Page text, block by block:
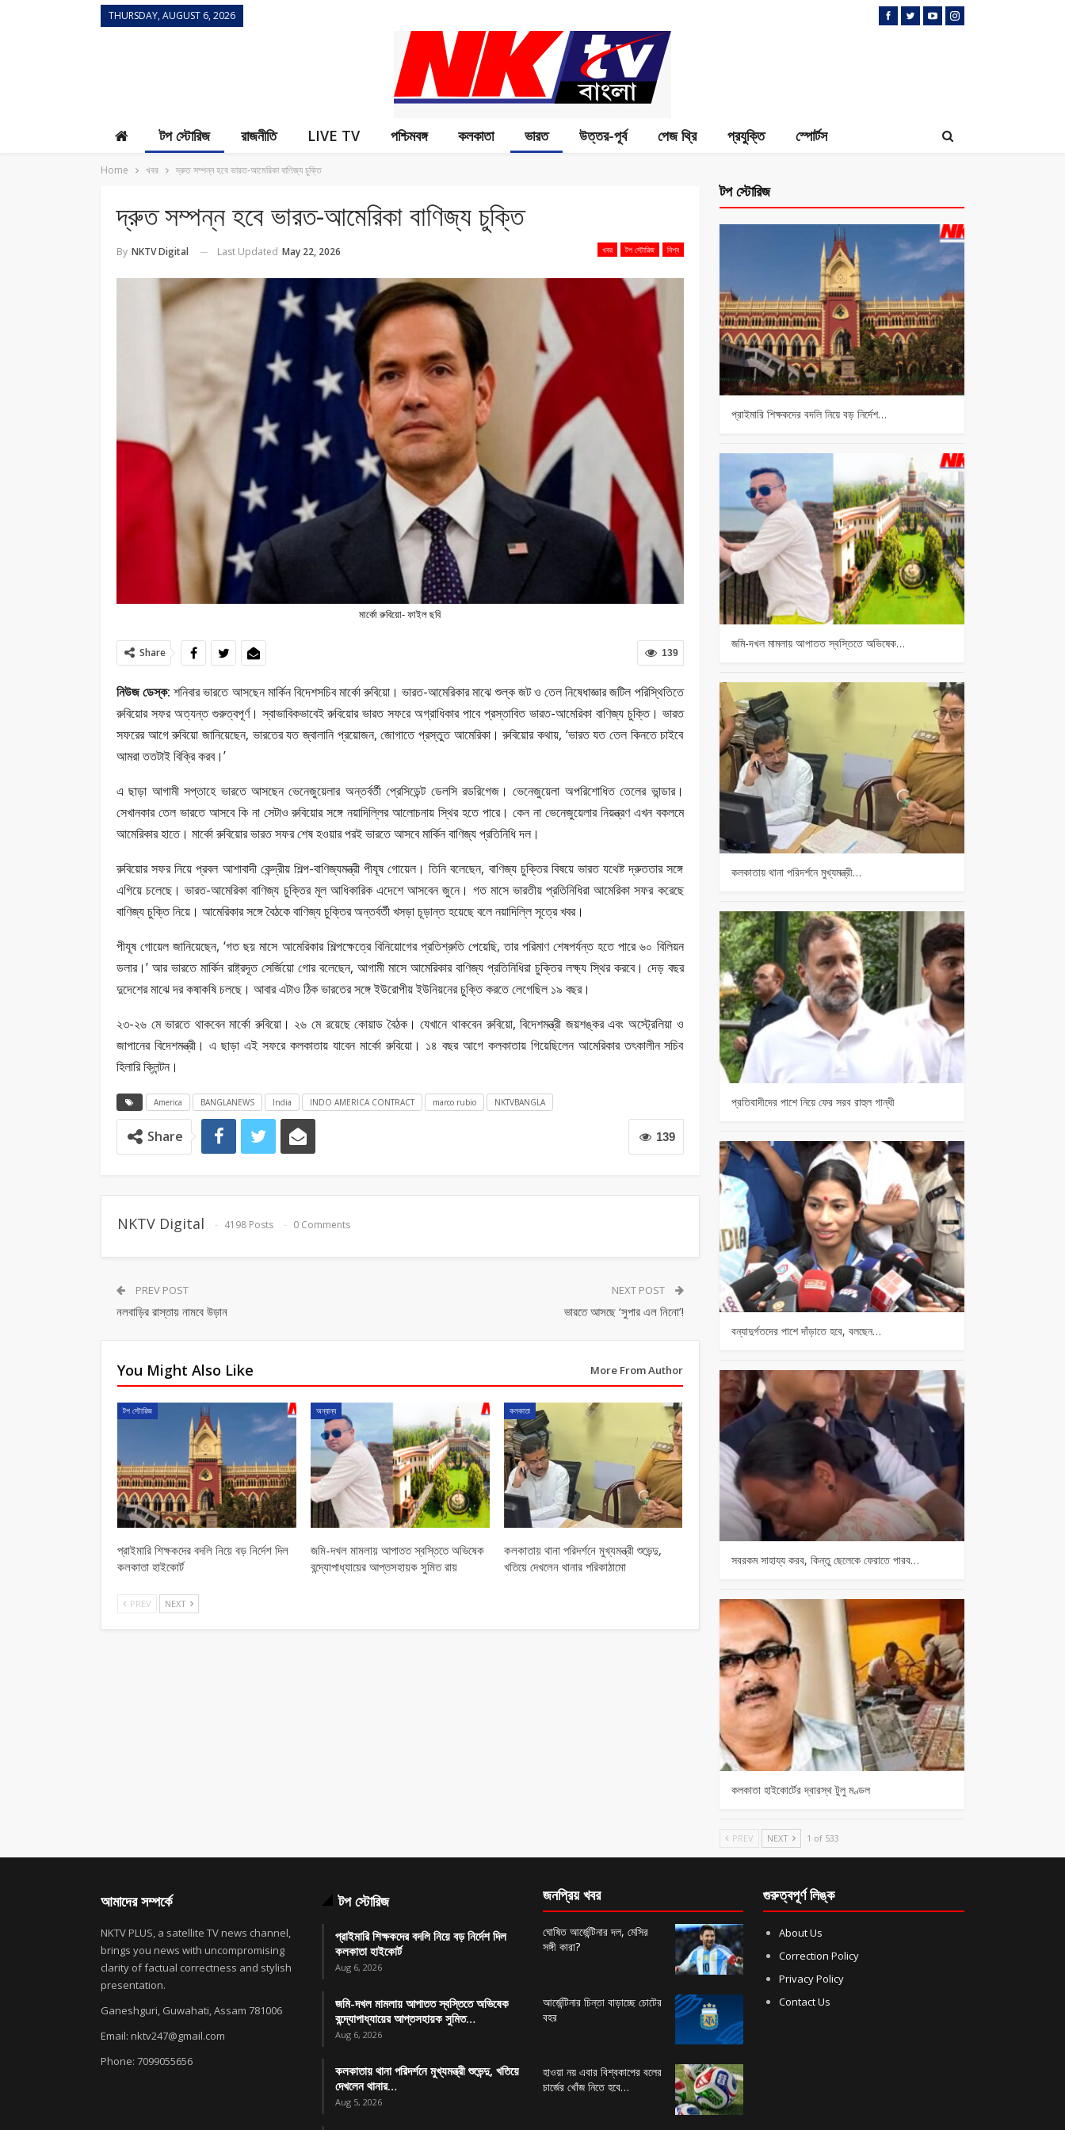
THURSDAY, AUGUST 6, 2026
টপ স্টোরিজ রাজনীতি LIVE TV পশ্চিমবঙ্গ কলকাতা ভারত উত্তর-পূর্ব পেজ থ্রি প্রযুক্তি স্পোর্টস
Home খবর দ্রুত সম্পন্ন হবে ভারত-আমেরিকা বাণিজ্য চুক্তি
দ্রুত সম্পন্ন হবে ভারত-আমেরিকা বাণিজ্য চুক্তি
খবর টপ স্টোরিজ বিশ্ব
By NKTV Digital Last Updated May 22, 2026
মার্কো রুবিয়ো- ফাইল ছবি
139
Share
নিউজ ডেস্ক: শনিবার ভারতে আসছেন মার্কিন বিদেশসচিব মার্কো রুবিয়ো। ভারত-আমেরিকার মাঝে শুল্ক জট ও তেল নিষেধাজ্ঞার জটিল পরিস্থিতিতে
রুবিয়োর সফর অত্যন্ত গুরুত্বপূর্ণ। স্বাভাবিকভাবেই রুবিয়োর ভারত সফরে অগ্রাধিকার পাবে প্রস্তাবিত ভারত-আমেরিকা বাণিজ্য চুক্তি। ভারত
সফরের আগে রুবিয়ো জানিয়েছেন, ভারতের যত জ্বালানি প্রয়োজন, জোগাতে প্রস্তুত আমেরিকা। রুবিয়োর কথায়, ‘ভারত যত তেল কিনতে চাইবে
আমরা ততটাই বিক্রি করব।’
এ ছাড়া আগামী সপ্তাহে ভারতে আসছেন ভেনেজুয়েলার অন্তর্বর্তী প্রেসিডেন্ট ডেলসি রডরিগেজ। ভেনেজুয়েলা অপরিশোধিত তেলের ভান্ডার।
সেখানকার তেল ভারতে আসবে কি না সেটাও রুবিয়োর সঙ্গে নয়াদিল্লির আলোচনায় স্থির হতে পারে। কেন না ভেনেজুয়েলার নিয়ন্ত্রণ এখন বকলমে
আমেরিকার হাতে। মার্কো রুবিয়োর ভারত সফর শেষ হওয়ার পরই ভারতে আসবে মার্কিন বাণিজ্য প্রতিনিধি দল।
রুবিয়োর সফর নিয়ে প্রবল আশাবাদী কেন্দ্রীয় শিল্প-বাণিজ্যমন্ত্রী পীযূষ গোয়েল। তিনি বলেছেন, বাণিজ্য চুক্তির বিষয়ে ভারত যথেষ্ট দ্রুততার সঙ্গে
এগিয়ে চলেছে। ভারত-আমেরিকা বাণিজ্য চুক্তির মূল আধিকারিক এদেশে আসবেন জুনে। গত মাসে ভারতীয় প্রতিনিধিরা আমেরিকা সফর করেছে
বাণিজ্য চুক্তি নিয়ে। আমেরিকার সঙ্গে বৈঠকে বাণিজ্য চুক্তির অন্তর্বর্তী খসড়া চূড়ান্ত হয়েছে বলে নয়াদিল্লি সূত্রে খবর।
পীযূষ গোয়েল জানিয়েছেন, ‘গত ছয় মাসে আমেরিকার শিল্পক্ষেত্রে বিনিয়োগের প্রতিশ্রুতি পেয়েছি, তার পরিমাণ শেষপর্যন্ত হতে পারে ৬০ বিলিয়ন
ডলার।’ আর ভারতে মার্কিন রাষ্ট্রদূত সের্জিয়ো গোর বলেছেন, আগামী মাসে আমেরিকার বাণিজ্য প্রতিনিধিরা চুক্তির লক্ষ্য স্থির করবে। দেড় বছর
দুদেশের মাঝে দর কষাকষি চলছে। আবার এটাও ঠিক ভারতের সঙ্গে ইউরোপীয় ইউনিয়নের চুক্তি করতে লেগেছিল ১৯ বছর।
২৩-২৬ মে ভারতে থাকবেন মার্কো রুবিয়ো। ২৬ মে রয়েছে কোয়াড বৈঠক। যেখানে থাকবেন রুবিয়ো, বিদেশমন্ত্রী জয়শঙ্কর এবং অস্ট্রেলিয়া ও
জাপানের বিদেশমন্ত্রী। এ ছাড়া এই সফরে কলকাতায় যাবেন মার্কো রুবিয়ো। ১৪ বছর আগে কলকাতায় গিয়েছিলেন আমেরিকার তৎকালীন সচিব
হিলারি ক্লিন্টন।
America BANGLANEWS India INDO AMERICA CONTRACT marco rubio NKTVBANGLA
139
Share
NKTV Digital 4198 Posts 0 Comments
PREV POST
নলবাড়ির রাস্তায় নামবে উড়ান
NEXT POST
ভারতে আসছে ‘সুপার এল নিনো’!
You Might Also Like More From Author
টপ স্টোরিজ
প্রাইমারি শিক্ষকদের বদলি নিয়ে বড় নির্দেশ দিল
কলকাতা হাইকোর্ট
অন্যান্য
জমি-দখল মামলায় আপাতত স্বস্তিতে অভিষেক
বন্দ্যোপাধ্যায়ের আপ্তসহায়ক সুমিত রায়
কলকাতা
কলকাতায় থানা পরিদর্শনে মুখ্যমন্ত্রী শুভেন্দু,
খতিয়ে দেখলেন থানার পরিকাঠামো
PREV NEXT
টপ স্টোরিজ
প্রাইমারি শিক্ষকদের বদলি নিয়ে বড় নির্দেশ…
জমি-দখল মামলায় আপাতত স্বস্তিতে অভিষেক…
কলকাতায় থানা পরিদর্শনে মুখ্যমন্ত্রী…
প্রতিবাদীদের পাশে নিয়ে ফের সরব রাহুল গান্ধী
বন্যাদুর্গতদের পাশে দাঁড়াতে হবে, বলছেন…
সবরকম সাহায্য করব, কিন্তু ছেলেকে ফেরাতে পারব…
কলকাতা হাইকোর্টের দ্বারস্থ টুলু মণ্ডল
PREV NEXT 1 of 533
আমাদের সম্পর্কে
NKTV PLUS, a satellite TV news channel,
brings you news with uncompromising
clarity of factual correctness and stylish
presentation.
Ganeshguri, Guwahati, Assam 781006
Email: nktv247@gmail.com
Phone: 7099055656
টপ স্টোরিজ
প্রাইমারি শিক্ষকদের বদলি নিয়ে বড় নির্দেশ দিল
কলকাতা হাইকোর্ট
Aug 6, 2026
জমি-দখল মামলায় আপাতত স্বস্তিতে অভিষেক
বন্দ্যোপাধ্যায়ের আপ্তসহায়ক সুমিত…
Aug 6, 2026
কলকাতায় থানা পরিদর্শনে মুখ্যমন্ত্রী শুভেন্দু, খতিয়ে
দেখলেন থানার…
Aug 5, 2026
জনপ্রিয় খবর
ঘোষিত আর্জেন্টিনার দল, মেসির
সঙ্গী কারা?
আর্জেন্টিনার চিন্তা বাড়াচ্ছে চোটের
বহর
হাওয়া নয় এবার বিশ্বকাপের বলের
চার্জের খোঁজ নিতে হবে…
গুরুত্বপূর্ণ লিঙ্ক
About Us
Correction Policy
Privacy Policy
Contact Us